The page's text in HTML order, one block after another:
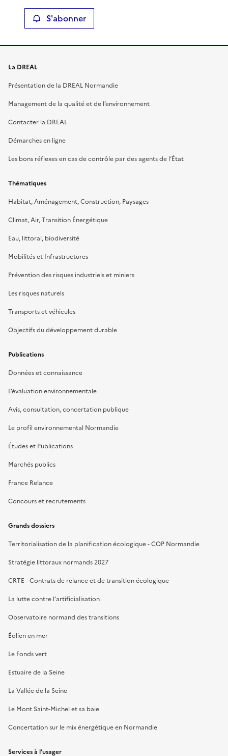
S'abonner
La DREAL
Présentation de la DREAL Normandie
Management de la qualité et de l’environnement
Contacter la DREAL
Démarches en ligne
Les bons réflexes en cas de contrôle par des agents de l’État
Thématiques
Habitat, Aménagement, Construction, Paysages
Climat, Air, Transition Énergétique
Eau, littoral, biodiversité
Mobilités et Infrastructures
Prévention des risques industriels et miniers
Les risques naturels
Transports et véhicules
Objectifs du développement durable
Publications
Données et connaissance
L’évaluation environnementale
Avis, consultation, concertation publique
Le profil environnemental Normandie
Études et Publications
Marchés publics
France Relance
Concours et recrutements
Grands dossiers
Territorialisation de la planification écologique - COP Normandie
Stratégie littoraux normands 2027
CRTE - Contrats de relance et de transition écologique
La lutte contre l’artificialisation
Observatoire normand des transitions
Éolien en mer
Le Fonds vert
Estuaire de la Seine
La Vallée de la Seine
Le Mont Saint-Michel et sa baie
Concertation sur le mix énergétique en Normandie
Services à l’usager